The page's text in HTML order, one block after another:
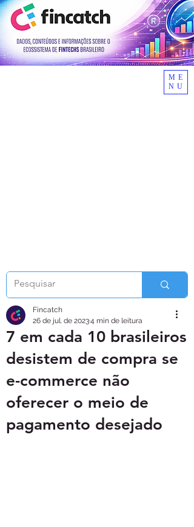
ME
NU
7 em cada 10 brasileiros
desistem de compra se
e-commerce não
oferecer o meio de
pagamento desejado
Fincatch
26 de jul. de 20234 min de leitura